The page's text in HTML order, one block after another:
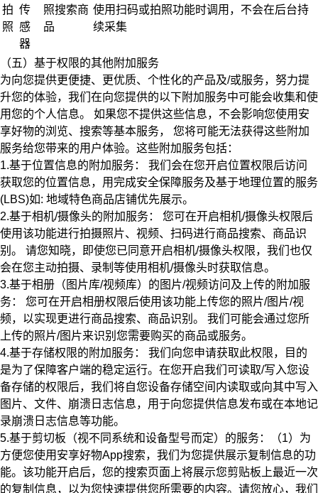
拍
照
传
感
器
照搜索商
品
使用扫码或拍照功能时调用，不会在后台持
续采集
（五）基于权限的其他附加服务
为向您提供更便捷、更优质、个性化的产品及/或服务，努力提
升您的体验，我们在向您提供的以下附加服务中可能会收集和使
用您的个人信息。 如果您不提供这些信息，不会影响您使用安
享好物的浏览、搜索等基本服务，
您将可能无法获得这些附加
服务给您带来的用户体验。这些附加服务包括：
1.基于位置信息的附加服务：
我们会在您开启位置权限后访问
获取您的位置信息，用完成安全保障服务及基于地理位置的服务
(LBS)如: 地域特色商品店铺优先展示。
2.基于相机/摄像头的附加服务：
您可在开启相机/摄像头权限后
使用该功能进行拍摄照片、视频、扫码进行商品搜索、商品识
别。 请您知晓，即使您已同意开启相机/摄像头权限，我们也仅
会在您主动拍摄、录制等使用相机/摄像头时获取信息。
3.基于相册（图片库/视频库）的图片/视频访问及上传的附加服
务：
您可在开启相册权限后使用该功能上传您的照片/图片/视
频，以实现更进行商品搜索、商品识别。 我们可能会通过您所
上传的照片/图片来识别您需要购买的商品或服务。
4.基于存储权限的附加服务：
我们向您申请获取此权限，目的
是为了保障客户端的稳定运行。在您开启我们可读取/写入您设
备存储的权限后，我们将自您设备存储空间内读取或向其中写入
图片、文件、崩溃日志信息，用于向您提供信息发布或在本地记
录崩溃日志信息等功能。
5.基于剪切板（视不同系统和设备型号而定）的服务：（1）为
方便您使用安享好物App搜索，我们为您提供展示复制信息的功
能。该功能开启后，您的搜索页面上将展示您剪贴板上最近一次
的复制信息，以为您快速提供您所需要的内容。请您放心，我们